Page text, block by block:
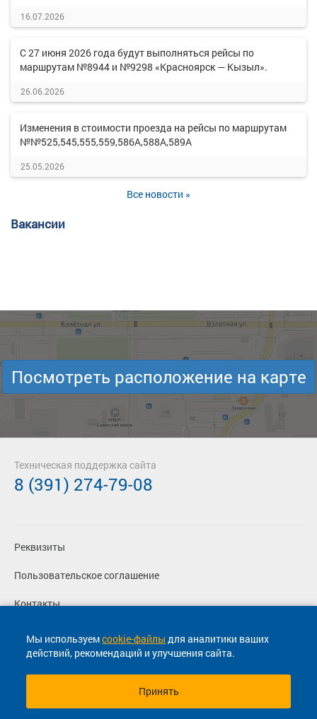
16.07.2026
С 27 июня 2026 года будут выполняться рейсы по
маршрутам №8944 и №9298 «Красноярск — Кызыл».
26.06.2026
Изменения в стоимости проезда на рейсы по маршрутам
№№525,545,555,559,586А,588А,589А
25.05.2026
Все новости »
Вакансии
Мы используемcookie-файлы для аналитики ваших
действий, рекомендаций и улучшения сайта.
Принять
Посмотреть расположение на карте
Реквизиты
Пользовательское соглашение
Контакты
Политика конфиденциальности
Перевозчикам
Техническая поддержка сайта
8 (391) 274-79-08
© 2013-2026, ООО "Капитал"- Онлайн сервис продажи